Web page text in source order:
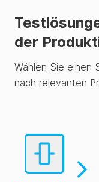
der
Wählen Sie einen
nach relevanten